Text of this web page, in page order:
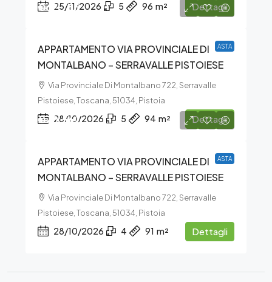
25/11/2026 5 96 m² Dettagli
ASTA
€62.755
APPARTAMENTO VIA PROVINCIALE DI
MONTALBANO – SERRAVALLE PISTOIESE
Via Provinciale Di Montalbano 722, Serravalle
Pistoiese, Toscana, 51034, Pistoia
28/10/2026 5 94 m² Dettagli
ASTA
€70.562
APPARTAMENTO VIA PROVINCIALE DI
MONTALBANO – SERRAVALLE PISTOIESE
Via Provinciale Di Montalbano 722, Serravalle
Pistoiese, Toscana, 51034, Pistoia
28/10/2026 4 91 m² Dettagli